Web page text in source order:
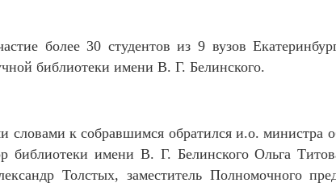
более 30 студентов из 9 вузов
библиотеки имени В. Г. Белинского.
словами к собравшимся обратился и.о. министра
библиотеки имени В. Г. Белинского Ольга
Толстых, заместитель Полномочного